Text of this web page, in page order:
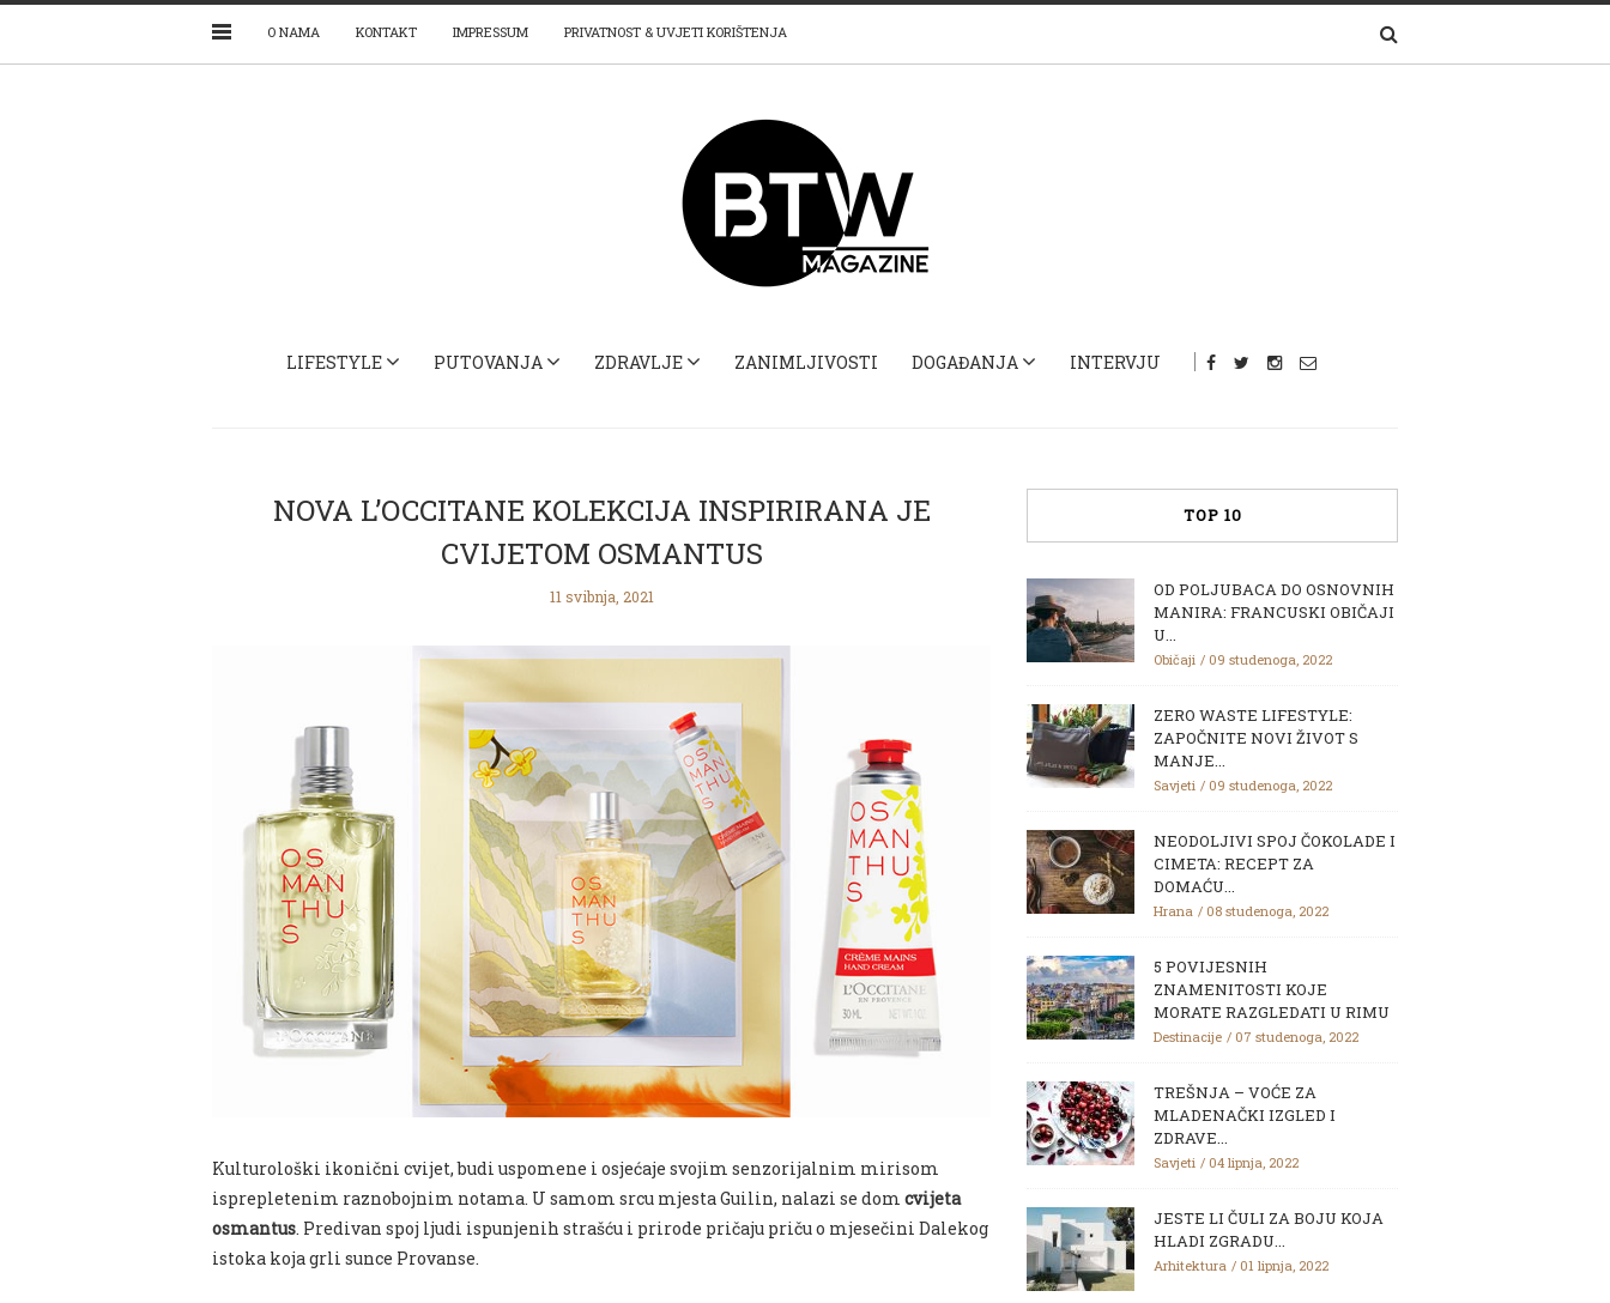
O NAMA KONTAKT IMPRESSUM PRIVATNOST & UVJETI KORIŠTENJA
LIFESTYLE PUTOVANJA ZDRAVLJE ZANIMLJIVOSTI DOGAĐANJA INTERVJU
NOVA L’OCCITANE KOLEKCIJA INSPIRIRANA JE
CVIJETOM OSMANTUS
11 svibnja, 2021
Kulturološki ikonični cvijet, budi uspomene i osjećaje svojim senzorijalnim mirisom
isprepletenim raznobojnim notama. U samom srcu mjesta Guilin, nalazi se dom cvijeta
osmantus. Predivan spoj ljudi ispunjenih strašću i prirode pričaju priču o mjesečini Dalekog
istoka koja grli sunce Provanse.
TOP 10
OD POLJUBACA DO OSNOVNIH
MANIRA: FRANCUSKI OBIČAJI
U...
Običaji 09 studenoga, 2022
ZERO WASTE LIFESTYLE:
ZAPOČNITE NOVI ŽIVOT S
MANJE...
Savjeti 09 studenoga, 2022
NEODOLJIVI SPOJ ČOKOLADE I
CIMETA: RECEPT ZA
DOMAĆU...
Hrana 08 studenoga, 2022
5 POVIJESNIH
ZNAMENITOSTI KOJE
MORATE RAZGLEDATI U RIMU
Destinacije 07 studenoga, 2022
TREŠNJA – VOĆE ZA
MLADENAČKI IZGLED I
ZDRAVE...
Savjeti 04 lipnja, 2022
JESTE LI ČULI ZA BOJU KOJA
HLADI ZGRADU...
Arhitektura 01 lipnja, 2022